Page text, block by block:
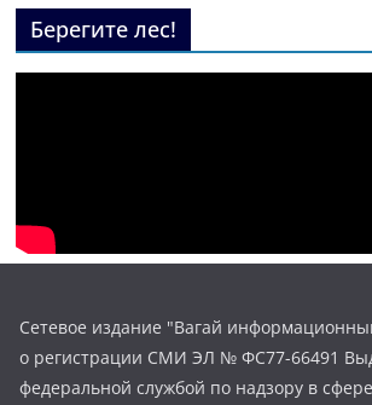
Берегите лес!
Сетевое издание "Вагай
о регистрации СМИ ЭЛ № ФС77-66491
федеральной службой по надзору в